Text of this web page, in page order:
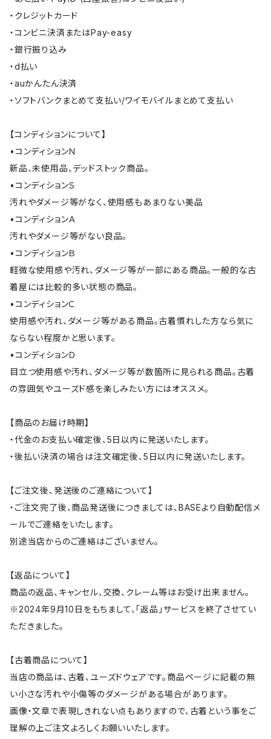
・クレジットカード
・コンビニ決済またはPay-easy
・銀行振り込み
・d払い
・auかんたん決済
・ソフトバンクまとめて支払い/ワイモバイルまとめて支払い
【コンディションについて】
•コンディションＮ
新品、未使用品、デッドストック商品。
•コンディションＳ
汚れやダメージ等がなく、使用感もあまりない美品
•コンディションＡ
汚れやダメージ等がない良品。
•コンディションＢ
軽微な使用感や汚れ、ダメージ等が一部にある商品。一般的な古
着屋には比較的多い状態の商品。
•コンディションＣ
使用感や汚れ、ダメージ等がある商品。古着慣れした方なら気に
ならない程度かと思います。
•コンディションＤ
目立つ使用感や汚れ、ダメージ等が数箇所に見られる商品。古着
の雰囲気やユーズド感を楽しみたい方にはオススメ。
【商品のお届け時期】
・代金のお支払い確定後、5日以内に発送いたします。
・後払い決済の場合は注文確定後、5日以内に発送いたします。
【ご注文後、発送後のご連絡について】
・ご注文完了後、商品発送後につきましては、BASEより自動配信メ
ールでご連絡をいたします。
別途当店からのご連絡はございません。
【返品について】
商品の返品、キャンセル、交換、クレーム等はお受け出来ません。
※2024年9月10日をもちまして、「返品」サービスを終了させてい
ただきました。
【古着商品について】
当店の商品は、古着、ユーズドウェアです。商品ページに記載の無
い小さな汚れや小傷等のダメージがある場合があります。
画像・文章で表現しきれない点もありますので、古着という事をご
理解の上ご注文よろしくお願いいたします。